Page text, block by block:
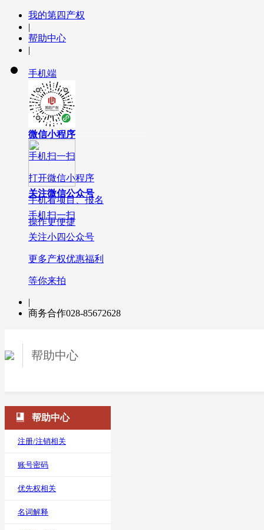
我的第四产权
|
帮助中心
|
手机端
微信小程序
手机扫一扫
打开微信小程序
手机看项目、报名
操作更便捷
关注微信公众号
手机扫一扫
关注小四公众号
更多产权优惠福利
等你来拍
|
商务合作028-85672628
帮助中心
帮助中心
注册/注销相关
账号密码
优先权相关
名词解释